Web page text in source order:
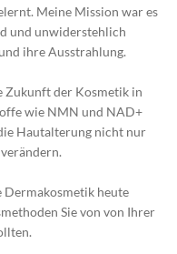
Meine Mission war es
und unwiderstehlich
ihre Ausstrahlung.
Zukunft der Kosmetik in
wie NMN und NAD+
Hautalterung nicht nur
Dermakosmetik heute
Sie von von Ihrer